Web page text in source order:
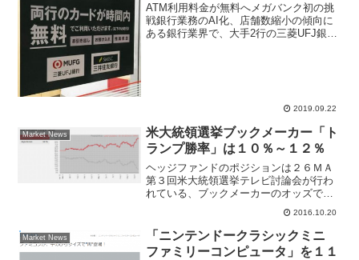
ATM利用料金が無料へメガバンク初の挑
戦銀行業務のAI化、店舗数縮小の傾向に
ある銀行業界で、大手2行の三菱UFJ銀行
2019.09.22
Market News
米大統領選挙ブックメーカー「ト
ランプ勝率」は１０％～１２％
ヘッジファンドのポジションは２６ＭＡ
第３回米大統領選挙テレビ討論会が行わ
れている、ブックメーカーのオッズでは
トランプ候補が勝利する確率が
PredictWiseが１０％、Five ThirtyEightが
１２．４％と出ている。ブックメーカー
の...
2016.10.20
Market News
「ニンテンドークラシックミニ
ファミリーコンピュータ」を１１